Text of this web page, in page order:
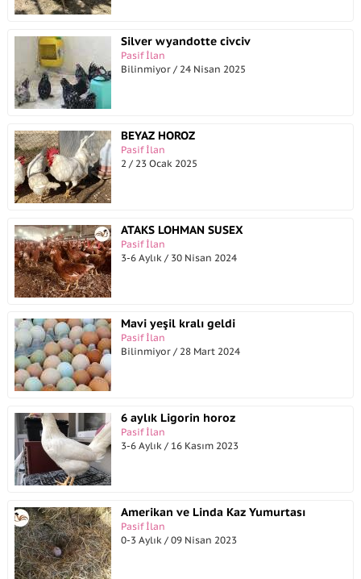
Silver wyandotte civciv
Pasif İlan
Bilinmiyor / 24 Nisan 2025
BEYAZ HOROZ
Pasif İlan
2 / 23 Ocak 2025
ATAKS LOHMAN SUSEX
Pasif İlan
3-6 Aylık / 30 Nisan 2024
Mavi yeşil kralı geldi
Pasif İlan
Bilinmiyor / 28 Mart 2024
6 aylık Ligorin horoz
Pasif İlan
3-6 Aylık / 16 Kasım 2023
Amerikan ve Linda Kaz Yumurtası
Pasif İlan
0-3 Aylık / 09 Nisan 2023